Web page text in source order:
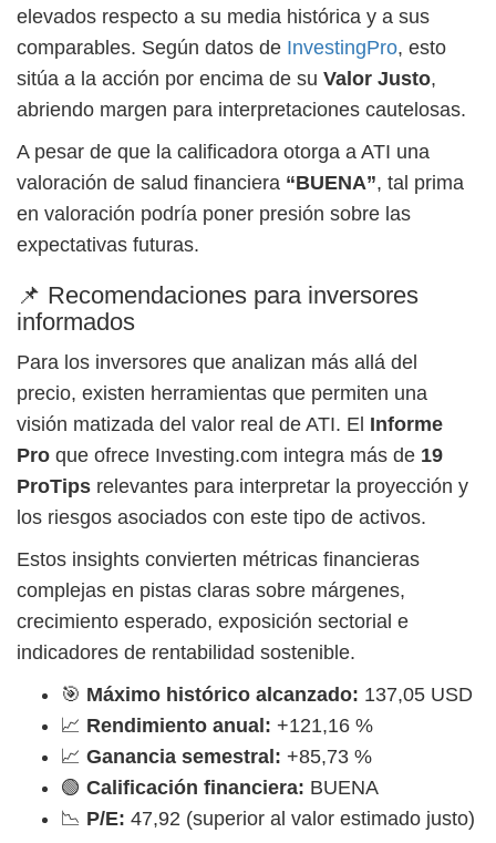
elevados respecto a su media histórica y a sus
comparables. Según datos de InvestingPro, esto
sitúa a la acción por encima de su Valor Justo,
abriendo margen para interpretaciones cautelosas.
A pesar de que la calificadora otorga a ATI una
valoración de salud financiera “BUENA”, tal prima
en valoración podría poner presión sobre las
expectativas futuras.
📌 Recomendaciones para inversores
informados
Para los inversores que analizan más allá del
precio, existen herramientas que permiten una
visión matizada del valor real de ATI. El Informe
Pro que ofrece Investing.com integra más de 19
ProTips relevantes para interpretar la proyección y
los riesgos asociados con este tipo de activos.
Estos insights convierten métricas financieras
complejas en pistas claras sobre márgenes,
crecimiento esperado, exposición sectorial e
indicadores de rentabilidad sostenible.
🎯 Máximo histórico alcanzado: 137,05 USD
📈 Rendimiento anual: +121,16 %
📈 Ganancia semestral: +85,73 %
🟢 Calificación financiera: BUENA
📉 P/E: 47,92 (superior al valor estimado justo)